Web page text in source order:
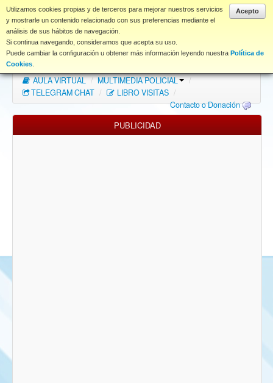
Acepto
Utilizamos cookies propias y de terceros para mejorar nuestros servicios
y mostrarle un contenido relacionado con sus preferencias mediante el
análisis de sus hábitos de navegación.
Si continua navegando, consideramos que acepta su uso.
Puede cambiar la configuración u obtener más información leyendo nuestra Política de
Cookies
www.coet.es
Portal
Índice Foros
FAQ
NORMAS FORO
Descargas
AULA VIRTUAL / MULTIMEDIA POLICIAL
/
TELEGRAM CHAT / LIBRO VISITAS /
Contacto o Donación
PUBLICIDAD